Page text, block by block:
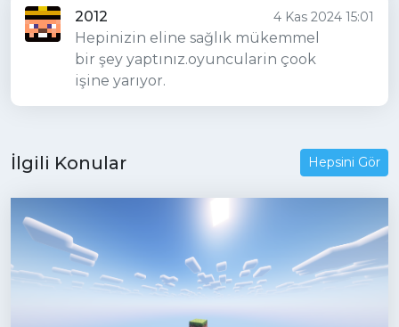
2012 4 Kas 2024 15:01
Hepinizin eline sağlık mükemmel
bir şey yaptınız.oyuncularin çook
işine yarıyor.
İlgili Konular Hepsini Gör